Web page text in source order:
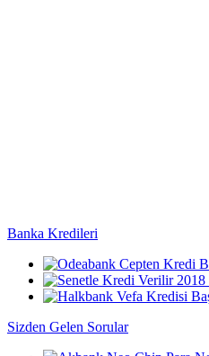
Banka Kredileri
Sizden Gelen Sorular